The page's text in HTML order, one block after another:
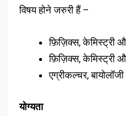
विषय होने जरुरी हैं –
फ़िज़िक्स, केमिस्ट्री
फ़िज़िक्स, केमिस्ट्री
एग्रीकल्चर,
योग्यता